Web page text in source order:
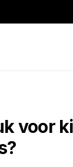
voor